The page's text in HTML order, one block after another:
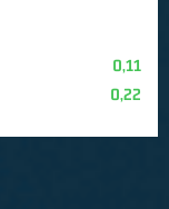
0,11
0,22